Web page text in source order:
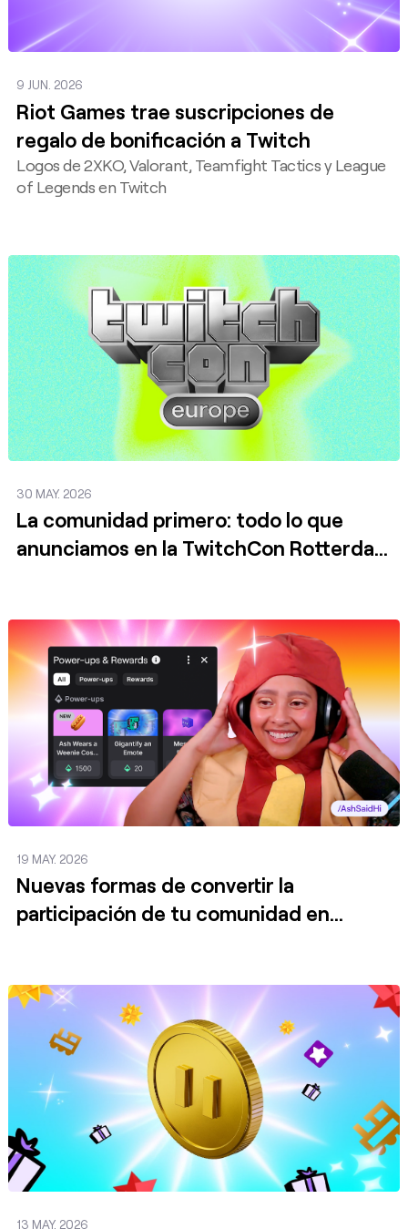
9 JUN. 2026
Riot Games trae suscripciones de
regalo de bonificación a Twitch
Logos de 2XKO, Valorant, Teamfight Tactics y League
of Legends en Twitch
30 MAY. 2026
La comunidad primero: todo lo que
anunciamos en la TwitchCon Rotterdam
Publicar
19 MAY. 2026
Nuevas formas de convertir la
participación de tu comunidad en
Publicar
13 MAY. 2026
Publicar